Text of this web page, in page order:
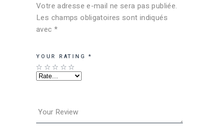
Votre adresse e-mail ne sera pas publiée.
Les champs obligatoires sont indiqués
avec *
YOUR RATING *